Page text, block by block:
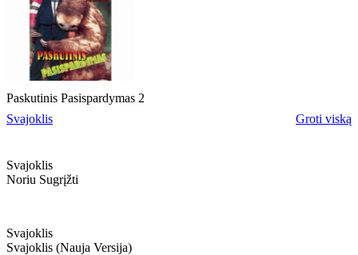
Paskutinis Pasispardymas 2
Svajoklis
Groti viską
Svajoklis
Noriu Sugrįžti
Svajoklis
Svajoklis (nauja Versija)